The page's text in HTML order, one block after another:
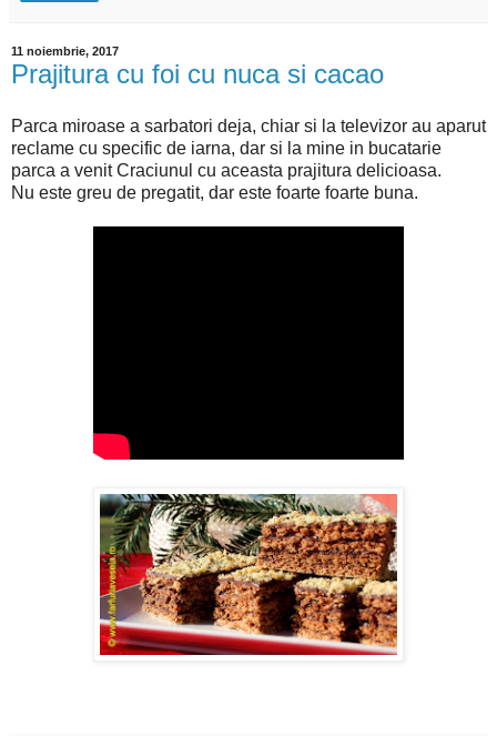
11 noiembrie, 2017
Prajitura cu foi cu nuca si cacao
Parca miroase a sarbatori deja, chiar si la televizor au aparut
reclame cu specific de iarna, dar si la mine in bucatarie
parca a venit Craciunul cu aceasta prajitura delicioasa.
Nu este greu de pregatit, dar este foarte foarte buna.